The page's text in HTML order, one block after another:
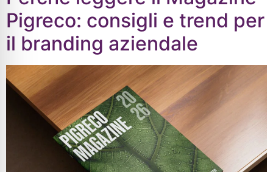
Pigreco: consigli e trend per
il branding aziendale